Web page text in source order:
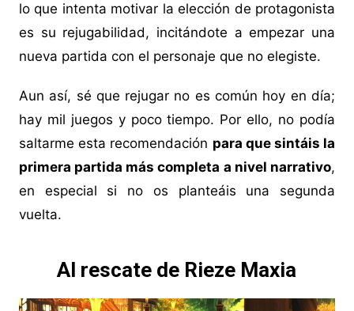
lo que intenta motivar la elección de protagonista
es su rejugabilidad, incitándote a empezar una
nueva partida con el personaje que no elegiste.
Aun así, sé que rejugar no es común hoy en día;
hay mil juegos y poco tiempo. Por ello, no podía
saltarme esta recomendación para que sintáis la
primera partida más completa a nivel narrativo,
en especial si no os planteáis una segunda
vuelta.
Al rescate de Rieze Maxia